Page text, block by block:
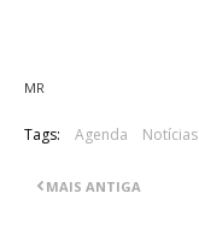
MR
Tags: Agenda Notícias
MAIS ANTIGA